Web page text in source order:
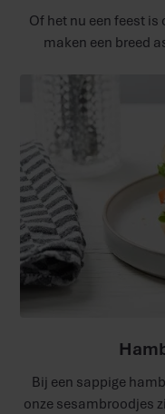
Of het nu een feest
maken een breed
Bij een sappige
onze sesambroodjes